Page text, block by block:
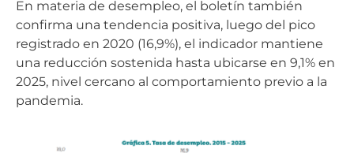
En materia de desempleo, el boletín también
confirma una tendencia positiva, luego del pico
registrado en 2020 (16,9%), el indicador mantiene
una reducción sostenida hasta ubicarse en 9,1% en
2025, nivel cercano al comportamiento previo a la
pandemia.